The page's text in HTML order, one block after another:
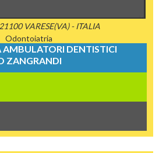
VARESE(VA) - ITALIA
Odontoiatria
AMBULATORI DENTISTICI
ZANGRANDI